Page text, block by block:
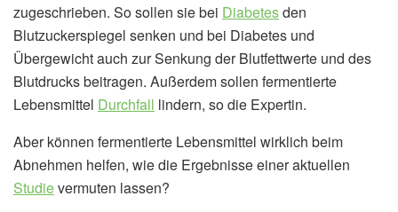
zugeschrieben. So sollen sie bei Diabetesden
Blutzuckerspiegel senken und bei Diabetes und
Übergewicht auch zur Senkung der Blutfettwerte und des
Blutdrucks beitragen. Außerdem sollen fermentierte
Lebensmittel Durchfall lindern, so die Expertin.
Aber können fermentierte Lebensmittel wirklich beim
Abnehmen helfen, wie die Ergebnisse einer aktuellen
Studievermuten lassen?